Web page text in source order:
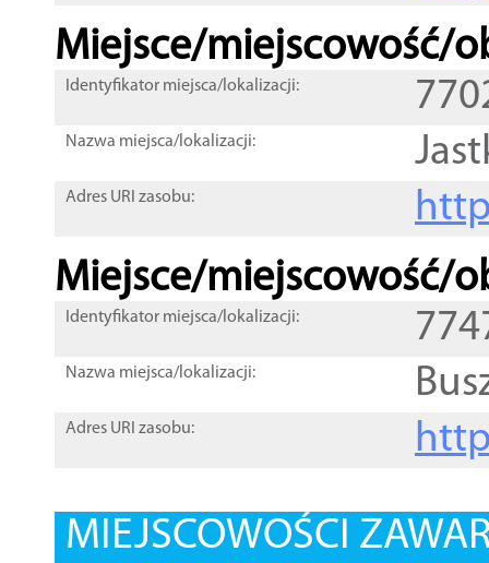
Miejsce/miejscowość/
Identyfikator miejsca/lokalizacji:
Nazwa miejsca/lokalizacji:
Adres URI zasobu:
Miejsce/miejscowość/
Identyfikator miejsca/lokalizacji:
Nazwa miejsca/lokalizacji:
Adres URI zasobu:
MIEJSCOWOŚCI